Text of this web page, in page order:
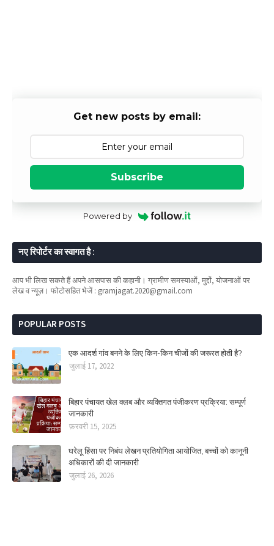
Get new posts by email:
Subscribe
Powered by
नए रिपोर्टर का स्वागत है :
आप भी लिख सकते हैं अपने आसपास की कहानी। ग्रामीण समस्याओं, मुद्दों, योजनाओं पर
लेख व न्यूज़। फोटोसहित भेजें : gramjagat.2020@gmail.com
POPULAR POSTS
एक आदर्श गांव बनने के लिए किन-किन चीजों की जरूरत होती है?
जुलाई 17, 2022
बिहार पंचायत खेल क्लब और व्यक्तिगत पंजीकरण प्रक्रिया: सम्पूर्ण
जानकारी
फ़रवरी 15, 2025
घरेलू हिंसा पर निबंध लेखन प्रतियोगिता आयोजित, बच्चों को कानूनी
अधिकारों की दी जानकारी
जुलाई 26, 2026